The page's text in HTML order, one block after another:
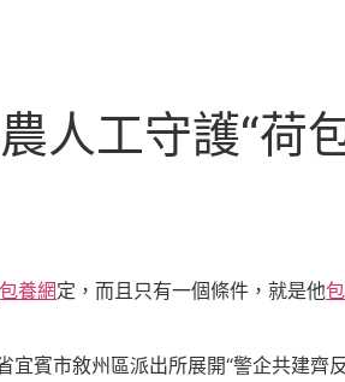
人工守護“荷
包養網定，而且只有一個條件，就是他
宜賓市敘州區派出所展開“警企共建齊